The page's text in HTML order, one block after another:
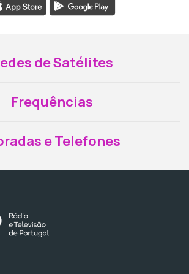
de Satélites
Frequências
e Telefones